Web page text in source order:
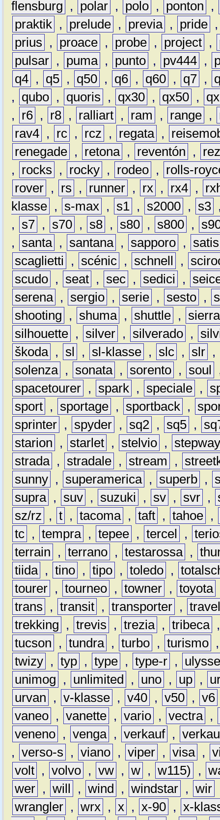
flensburg
, polar , polo , ponton
,
praktik , prelude , previa , pride
prius
, proace , probe , project ,
pulsar , puma , punto , pv444 ,
q4 , q5 , q50 , q6 , q60 , q7 ,
,
qubo , quoris , qx30 , qx50 ,
,
r6 , r8 , ralliart , ram , range ,
rav4 , rc , rcz , regata ,
renegade , retona , reventón ,
,
rocks , rocky , rodeo ,
rolls-
rover , rs , runner , rx , rx4 ,
klasse , s-max , s1 , s2000 , s3
,
s7 , s70 , s8 , s80 , s800 ,
,
santa , santana , sapporo ,
satis
scaglietti
, scénic , schnell ,
scudo , seat , sec , sedici ,
serena , sergio , serie , sesto ,
shooting
, shuma , shuttle ,
sierra
silhouette , silver , silverado ,
škoda , sl , sl-klasse , slc , slr ,
solenza , sonata , sorento , soul
spacetourer , spark , speciale ,
sport , sportage , sportback ,
sprinter , spyder , sq2 , sq5 ,
starion
, starlet , stelvio ,
strada , stradale , stream ,
sunny , superamerica , superb ,
supra , suv , suzuki , sv , svr ,
sz/rz
, t , tacoma , taft , tahoe ,
tc , tempra , tepee , tercel ,
terrain
, terrano , testarossa ,
tiida , tino , tipo , toledo ,
tourer , tourneo , towner , toyota
trans
, transit , transporter ,
trekking
, trevis , trezia , tribeca
tucson
, tundra , turbo , turismo
twizy , typ , type , type-r ,
unimog
, unlimited , uno , up ,
urvan
, v-klasse , v40 , v50 , v6
vaneo , vanette , vario , vectra ,
veneno , venga , verkauf ,
, verso-s , viano , viper , visa ,
volt , volvo , vw , w , w115) ,
wer , will , wind , windstar , wir
wrangler , wrx , x , x-90 , x-